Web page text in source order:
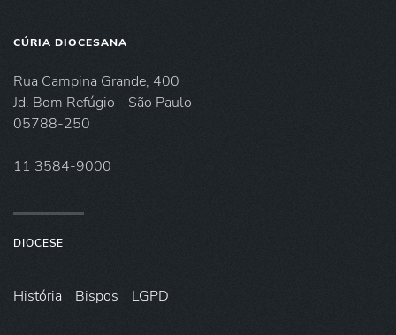
CÚRIA DIOCESANA
Rua Campina Grande, 400
Jd. Bom Refúgio - São Paulo
05788-250
11 3584-9000
DIOCESE
História Bispos LGPD